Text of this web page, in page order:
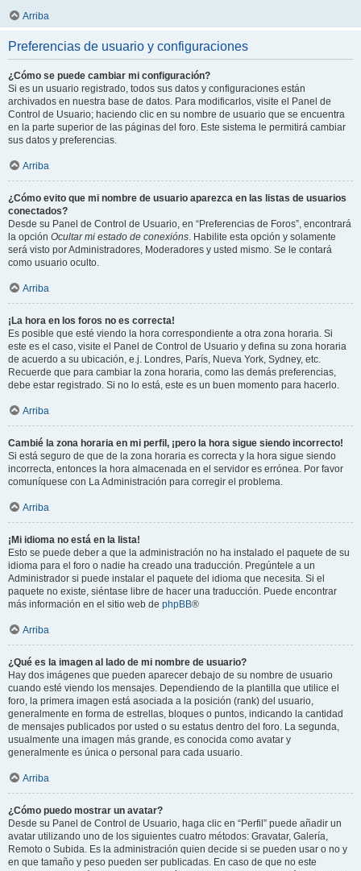
Arriba
Preferencias de usuario y configuraciones
¿Cómo se puede cambiar mi configuración?
Si es un usuario registrado, todos sus datos y configuraciones están
archivados en nuestra base de datos. Para modificarlos, visite el Panel de
Control de Usuario; haciendo clic en su nombre de usuario que se encuentra
en la parte superior de las páginas del foro. Este sistema le permitirá cambiar
sus datos y preferencias.
Arriba
¿Cómo evito que mi nombre de usuario aparezca en las listas de usuarios
conectados?
Desde su Panel de Control de Usuario, en “Preferencias de Foros”, encontrará
la opción Ocultar mi estado de conexións. Habilite esta opción y solamente
será visto por Administradores, Moderadores y usted mismo. Se le contará
como usuario oculto.
Arriba
¡La hora en los foros no es correcta!
Es posible que esté viendo la hora correspondiente a otra zona horaria. Si
este es el caso, visite el Panel de Control de Usuario y defina su zona horaria
de acuerdo a su ubicación, e.j. Londres, París, Nueva York, Sydney, etc.
Recuerde que para cambiar la zona horaria, como las demás preferencias,
debe estar registrado. Si no lo está, este es un buen momento para hacerlo.
Arriba
Cambié la zona horaria en mi perfil, ¡pero la hora sigue siendo incorrecto!
Si está seguro de que de la zona horaria es correcta y la hora sigue siendo
incorrecta, entonces la hora almacenada en el servidor es errónea. Por favor
comuníquese con La Administración para corregir el problema.
Arriba
¡Mi idioma no está en la lista!
Esto se puede deber a que la administración no ha instalado el paquete de su
idioma para el foro o nadie ha creado una traducción. Pregúntele a un
Administrador si puede instalar el paquete del idioma que necesita. Si el
paquete no existe, siéntase libre de hacer una traducción. Puede encontrar
más información en el sitio web de phpBB®
Arriba
¿Qué es la imagen al lado de mi nombre de usuario?
Hay dos imágenes que pueden aparecer debajo de su nombre de usuario
cuando esté viendo los mensajes. Dependiendo de la plantilla que utilice el
foro, la primera imagen está asociada a la posición (rank) del usuario,
generalmente en forma de estrellas, bloques o puntos, indicando la cantidad
de mensajes publicados por usted o su estatus dentro del foro. La segunda,
usualmente una imagen más grande, es conocida como avatar y
generalmente es única o personal para cada usuario.
Arriba
¿Cómo puedo mostrar un avatar?
Desde su Panel de Control de Usuario, haga clic en “Perfil” puede añadir un
avatar utilizando uno de los siguientes cuatro métodos: Gravatar, Galería,
Remoto o Subida. Es la administración quien decide si se pueden usar o no y
en que tamaño y peso pueden ser publicadas. En caso de que no este